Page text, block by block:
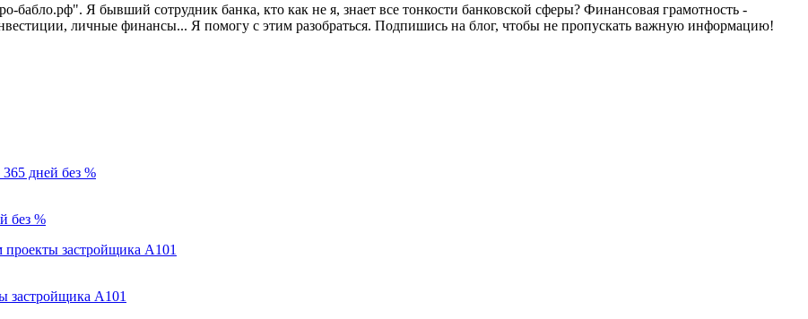
бабло.рф". Я бывший сотрудник банка, кто как не я, знает все тонкости банковской сферы? Финансовая грамотность -
личные финансы... Я помогу с этим разобраться. Подпишись на блог, чтобы не пропускать важную информацию!
без %
застройщика А101